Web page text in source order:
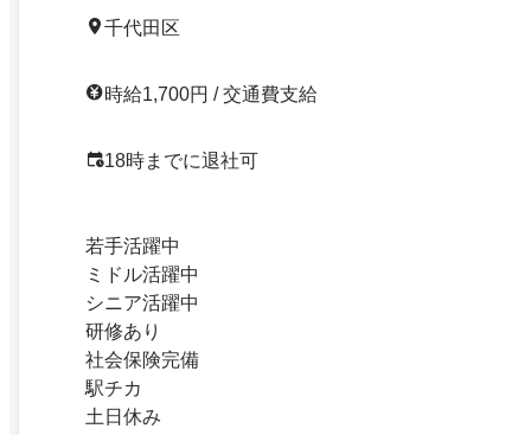
千代田区
時給1,700円 / 交通費支給
18時までに退社可
若手活躍中
ミドル活躍中
シニア活躍中
研修あり
社会保険完備
駅チカ
土日休み